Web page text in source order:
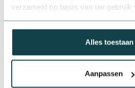
verzameld op basis van uw gebruik
Alles toestaan
Aanpassen
Op voorraad
Professioneel advies
Advies nodig van de